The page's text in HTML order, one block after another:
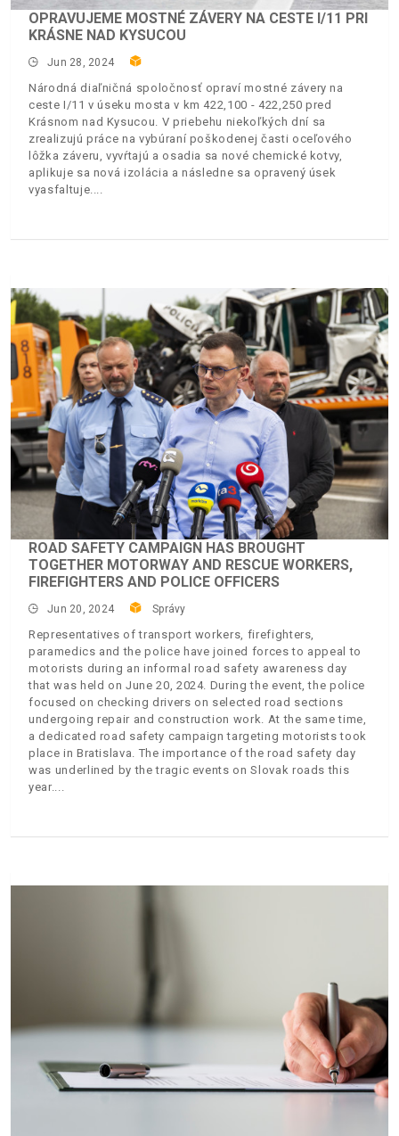
OPRAVUJEME MOSTNÉ ZÁVERY NA CESTE I/11 PRI
KRÁSNE NAD KYSUCOU
Jun 28, 2024
Národná diaľničná spoločnosť opraví mostné závery na
ceste I/11 v úseku mosta v km 422,100 - 422,250 pred
Krásnom nad Kysucou. V priebehu niekoľkých dní sa
zrealizujú práce na vybúraní poškodenej časti oceľového
lôžka záveru, vyvŕtajú a osadia sa nové chemické kotvy,
aplikuje sa nová izolácia a následne sa opravený úsek
vyasfaltuje.
ROAD SAFETY CAMPAIGN HAS BROUGHT
TOGETHER MOTORWAY AND RESCUE WORKERS,
FIREFIGHTERS AND POLICE OFFICERS
Jun 20, 2024 Správy
Representatives of transport workers, firefighters,
paramedics and the police have joined forces to appeal to
motorists during an informal road safety awareness day
that was held on June 20, 2024. During the event, the police
focused on checking drivers on selected road sections
undergoing repair and construction work. At the same time,
a dedicated road safety campaign targeting motorists took
place in Bratislava. The importance of the road safety day
was underlined by the tragic events on Slovak roads this
year.